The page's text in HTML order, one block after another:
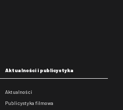
Aktualności i publicystyka
Aktualności
Publicystyka filmowa